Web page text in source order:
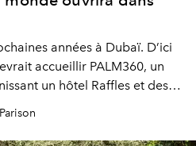
années à Dubaï. D’ici
accueillir PALM360, un
un hôtel Raffles et des